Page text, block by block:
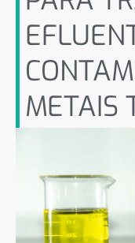
METAIS